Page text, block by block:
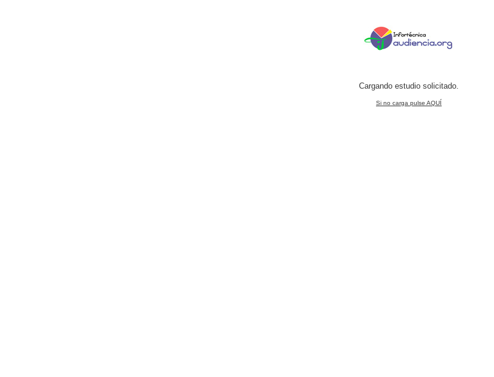
Cargando estudio solicitado.
Si no carga pulse AQUÍ